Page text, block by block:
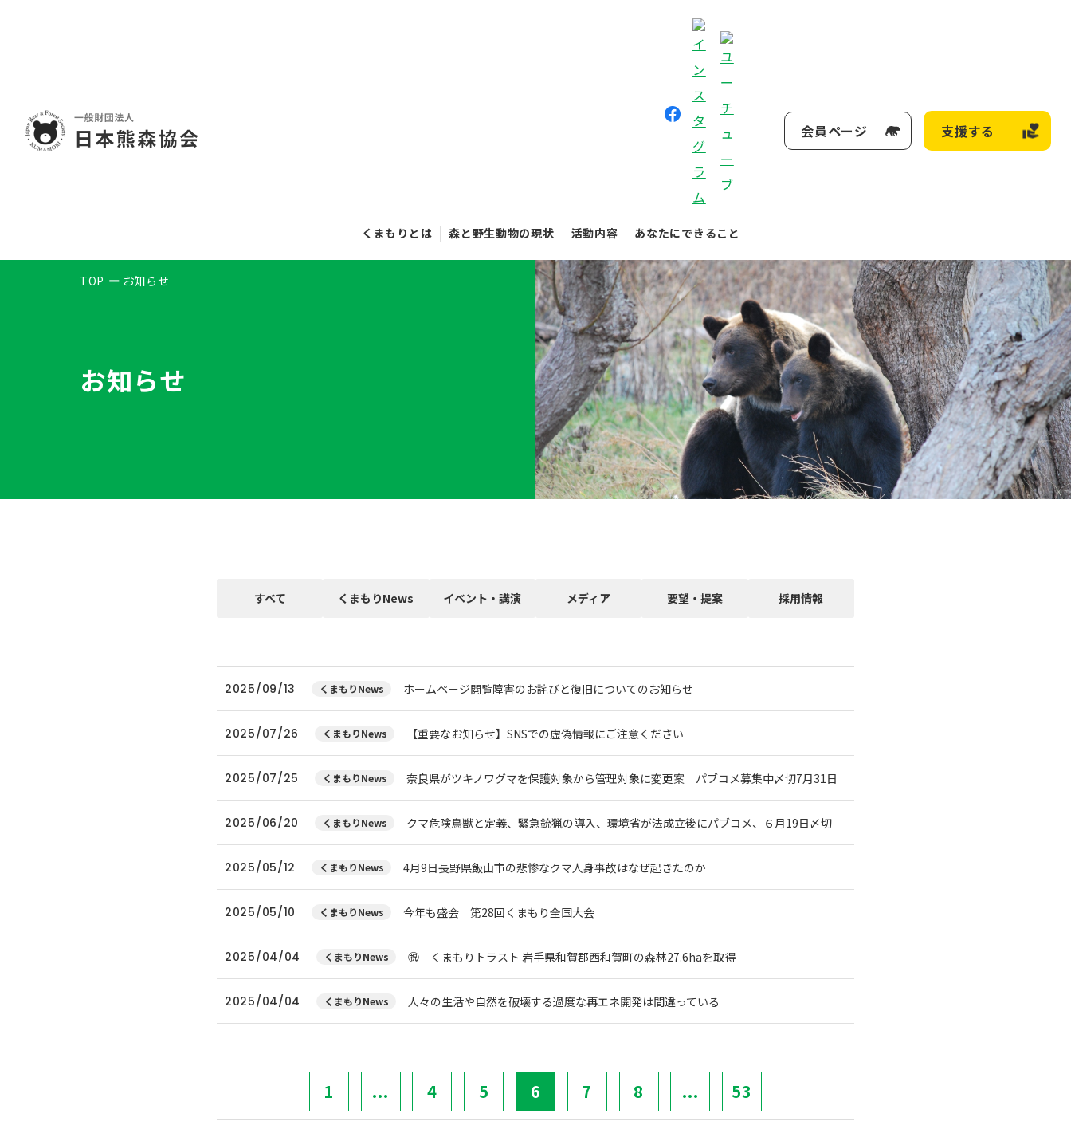
くまもりとは 森と野生動物の現状 活動内容 あなたにできること
会員ページ 支援する
TOP お知らせ
お知らせ
すべて くまもりNews イベント・講演 メディア 要望・提案 採用情報
2025/09/13 くまもりNews ホームページ閲覧障害のお詫びと復旧についてのお知らせ
2025/07/26 くまもりNews 【重要なお知らせ】SNSでの虚偽情報にご注意ください
2025/07/25 くまもりNews 奈良県がツキノワグマを保護対象から管理対象に変更案 パブコメ募集中〆切7月31日
2025/06/20 くまもりNews クマ危険鳥獣と定義、緊急銃猟の導入、環境省が法成立後にパブコメ、６月19日〆切
2025/05/12 くまもりNews 4月9日長野県飯山市の悲惨なクマ人身事故はなぜ起きたのか
2025/05/10 くまもりNews 今年も盛会 第28回くまもり全国大会
2025/04/04 くまもりNews ㊗ くまもりトラスト 岩手県和賀郡西和賀町の森林27.6haを取得
2025/04/04 くまもりNews 人々の生活や自然を破壊する過度な再エネ開発は間違っている
1 ... 4 5 6 7 8 ... 53